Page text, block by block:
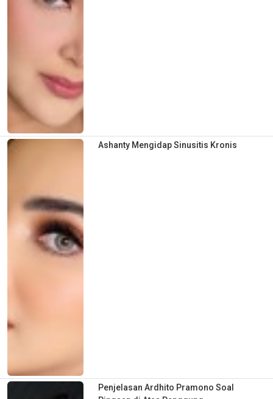
Ashanty Mengidap Sinusitis Kronis
Penjelasan Ardhito Pramono Soal